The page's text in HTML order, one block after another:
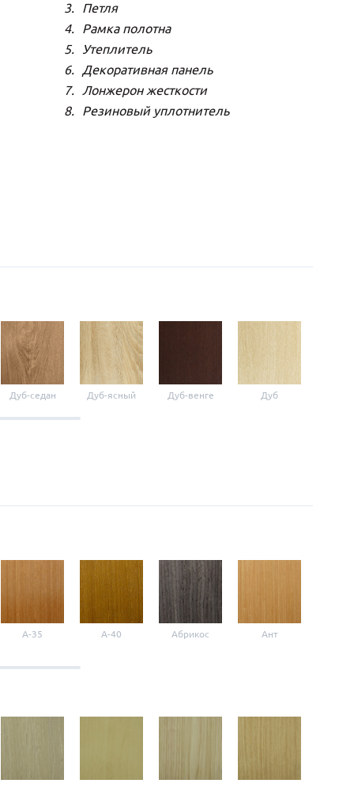
Петля
Рамка полотна
Утеплитель
Декоративная панель
Лонжерон жесткости
Резиновый уплотнитель
Дуб-седан Дуб-ясный Дуб-венге Дуб
A-35 A-40 Абрикос Ант